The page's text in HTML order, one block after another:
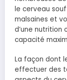
le cerveau
malsaines et
d’une
capacité
La façon dont
effectuer des